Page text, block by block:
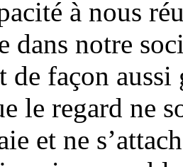
à nous
dans notre
de façon aussi
le regard ne
et ne